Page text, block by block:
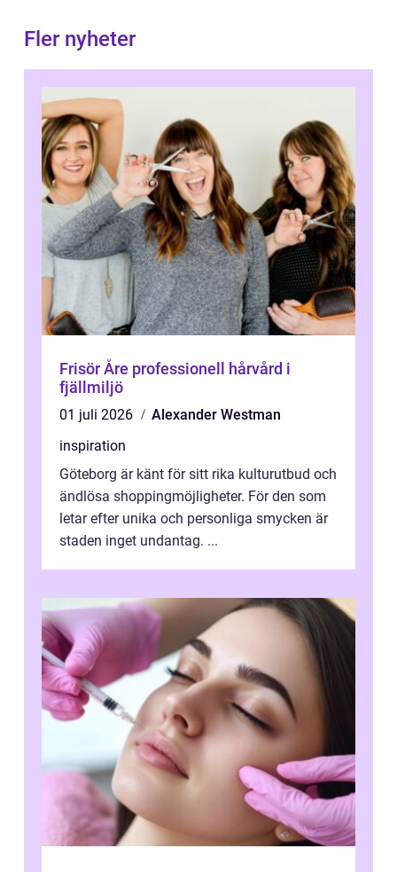
Fler nyheter
Frisör Åre professionell hårvård i
fjällmiljö
01 juli 2026
Alexander Westman
inspiration
Göteborg är känt för sitt rika kulturutbud och
ändlösa shoppingmöjligheter. För den som
letar efter unika och personliga smycken är
staden inget undantag. ...